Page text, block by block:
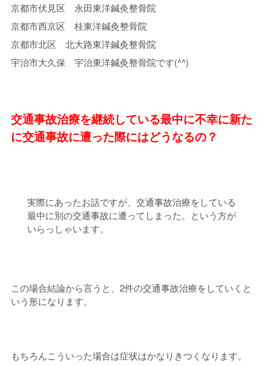
京都市伏見区 永田東洋鍼灸整骨院
京都市西京区 桂東洋鍼灸整骨院
京都市北区 北大路東洋鍼灸整骨院
宇治市大久保 宇治東洋鍼灸整骨院です(^^)
交通事故治療を継続している最中に不幸に新た
に交通事故に遭った際にはどうなるの？
実際にあったお話ですが、交通事故治療をしている
最中に別の交通事故に遭ってしまった。という方が
いらっしゃいます。
この場合結論から言うと、2件の交通事故治療をしていくと
いう形になります。
もちろんこういった場合は症状はかなりきつくなります。